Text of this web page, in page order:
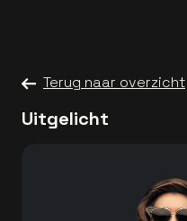
Terug naar overzicht
Uitgelicht